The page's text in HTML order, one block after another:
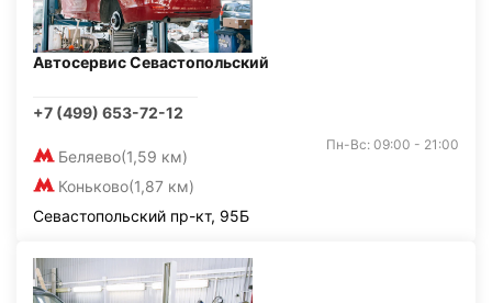
Автосервис Севастопольский
+7 (499) 653-72-12
Беляево(1,59 км)
Коньково(1,87 км)
Пн-Вс: 09:00 - 21:00
Севастопольский пр-кт, 95Б